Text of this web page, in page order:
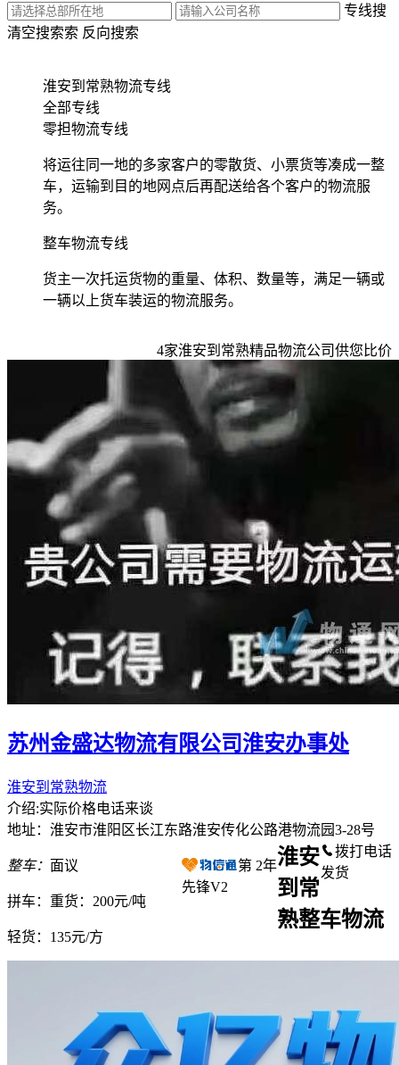
专线搜
索 反向搜索
清空搜索
淮安到常熟物流专线
全部专线
零担物流专线
将运往同一地的多家客户的零散货、小票货等凑成一整
车，运输到目的地网点后再配送给各个客户的物流服
务。
整车物流专线
货主一次托运货物的重量、体积、数量等，满足一辆或
一辆以上货车装运的物流服务。
4家淮安到常熟精品物流公司供您比价
苏州金盛达物流有限公司淮安办事处
淮安到常熟物流
介绍:实际价格电话来谈
地址：淮安市淮阳区长江东路淮安传化公路港物流园3-28号
整车： 面议
拼车： 重货：200元/吨
轻货： 135元/方
第 2年
先锋V2
拨打电话
发货
淮安
到常
熟整车物流